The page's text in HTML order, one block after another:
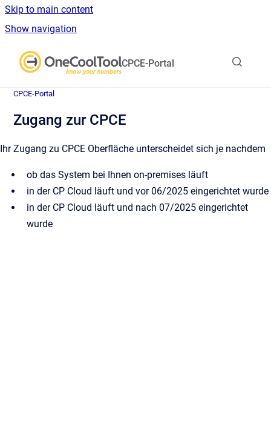
Skip to main content
Show navigation
CPCE-Portal
CPCE-Portal
Zugang zur CPCE
Ihr Zugang zu CPCE Oberfläche unterscheidet sich je nachdem
ob das System bei Ihnen on-premises läuft
in der CP Cloud läuft und vor 06/2025 eingerichtet wurde
in der CP Cloud läuft und nach 07/2025 eingerichtet
wurde